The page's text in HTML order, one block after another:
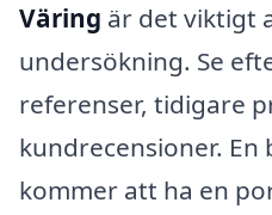
Väring är det viktigt
undersökning. Se
referenser, tidigare
kundrecensioner.
kommer att ha en